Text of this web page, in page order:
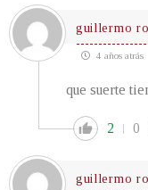
guillermo
4 años atrás
que suerte
2 0
guillermo